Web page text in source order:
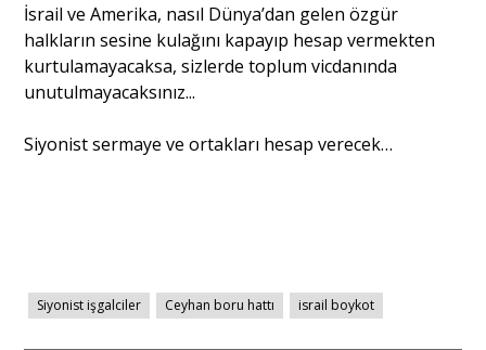
İsrail ve Amerika, nasıl Dünya’dan gelen özgür
halkların sesine kulağını kapayıp hesap vermekten
kurtulamayacaksa, sizlerde toplum vicdanında
unutulmayacaksınız...
Siyonist sermaye ve ortakları hesap verecek…
Siyonist işgalciler Ceyhan boru hattı israil boykot